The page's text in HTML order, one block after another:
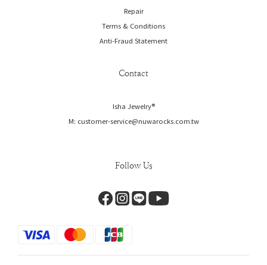
Repair
Terms & Conditions
Anti-Fraud Statement
Contact
Isha Jewelry®️
M: customer-service@nuwarocks.com.tw
Follow Us